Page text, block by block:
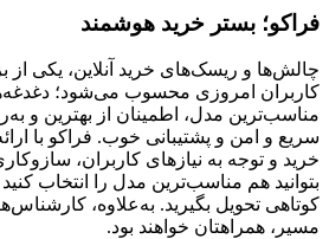
فراکو؛ بستر خرید هوشمند
چالش‌ها و ریسک‌های خرید آنلاین، یکی از
کاربران امروزی محسوب می‌شود؛
مناسب‌ترین مدل، اطمینان از بهترین و
سریع و امن و پشتیبانی خوب. فراکو با
خرید و توجه به نیازهای کاربران،
بتوانید هم مناسب‌ترین مدل را انتخاب
کوتاهی تحویل بگیرید. به‌علاوه،
مسیر، همراهتان خواهند بود.